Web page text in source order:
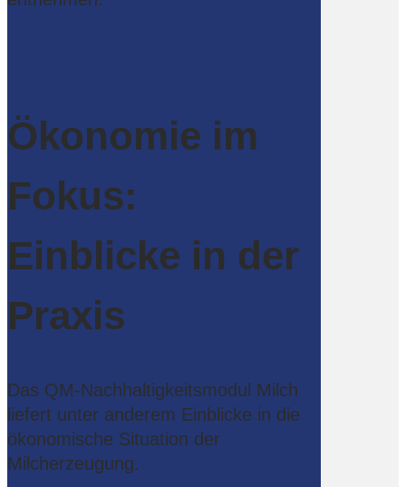
Ökonomie im
Fokus:
Einblicke in der
Praxis
Das QM-Nachhaltigkeitsmodul Milch
liefert unter anderem Einblicke in die
ökonomische Situation der
Milcherzeugung.